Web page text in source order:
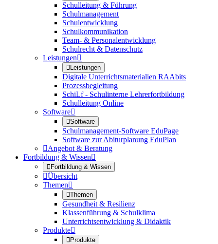
Schulleitung & Führung
Schulmanagement
Schulentwicklung
Schulkommunikation
Team- & Personalentwicklung
Schulrecht & Datenschutz
Leistungen
Leistungen
Digitale Unterrichtsmaterialien RAAbits
Prozessbegleitung
SchiLf - Schulinterne Lehrerfortbildung
Schulleitung Online
Software
Software
Schulmanagement-Software EduPage
Software zur Abiturplanung EduPlan
Angebot & Beratung
Fortbildung & Wissen
Fortbildung & Wissen
Übersicht
Themen
Themen
Gesundheit & Resilienz
Klassenführung & Schulklima
Unterrichtsentwicklung & Didaktik
Produkte
Produkte